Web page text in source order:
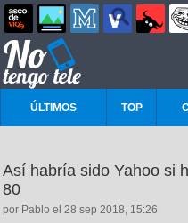
ÚLTIMOS TOP
Así habría sido Yahoo si
80
por Pablo el 28 sep 2018, 15:26